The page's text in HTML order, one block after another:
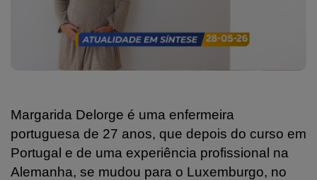
Margarida Delorge é uma enfermeira
portuguesa de 27 anos, que depois do curso em
Portugal e de uma experiência profissional na
Alemanha, se mudou para o Luxemburgo, no